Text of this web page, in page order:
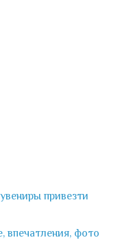
привезти
впечатления, фото